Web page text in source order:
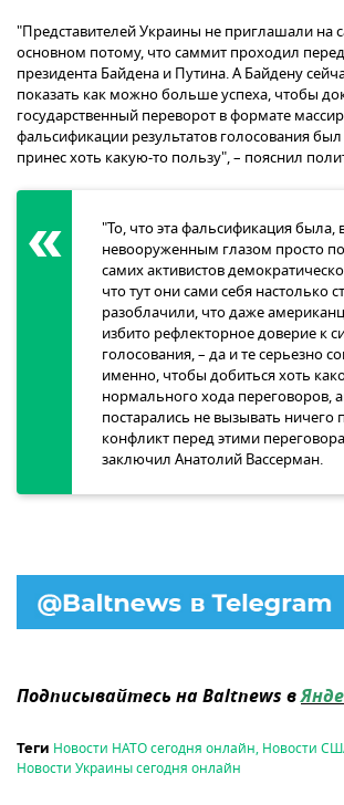
"Представителей Украины не приглашали на
основном потому, что саммит проходил
президента Байдена и Путина. А Байдену
показать как можно больше успеха, чтобы
государственный переворот в формате
фальсификации результатов голосования
принес хоть какую-то пользу", – пояснил
"То, что эта фальсификация была,
невооруженным глазом просто
самих активистов
что тут они сами себя настолько
разоблачили, что даже
избито рефлекторное доверие к
голосования, – да и те серьезно
именно, чтобы добиться хоть
нормального хода переговоров,
постарались не вызывать ничего
конфликт перед этими
заключил Анатолий Вассерман.
Подписывайтесь на Baltnews в
Теги Новости НАТО сегодня онлайн, Новости
Новости Украины сегодня онлайн